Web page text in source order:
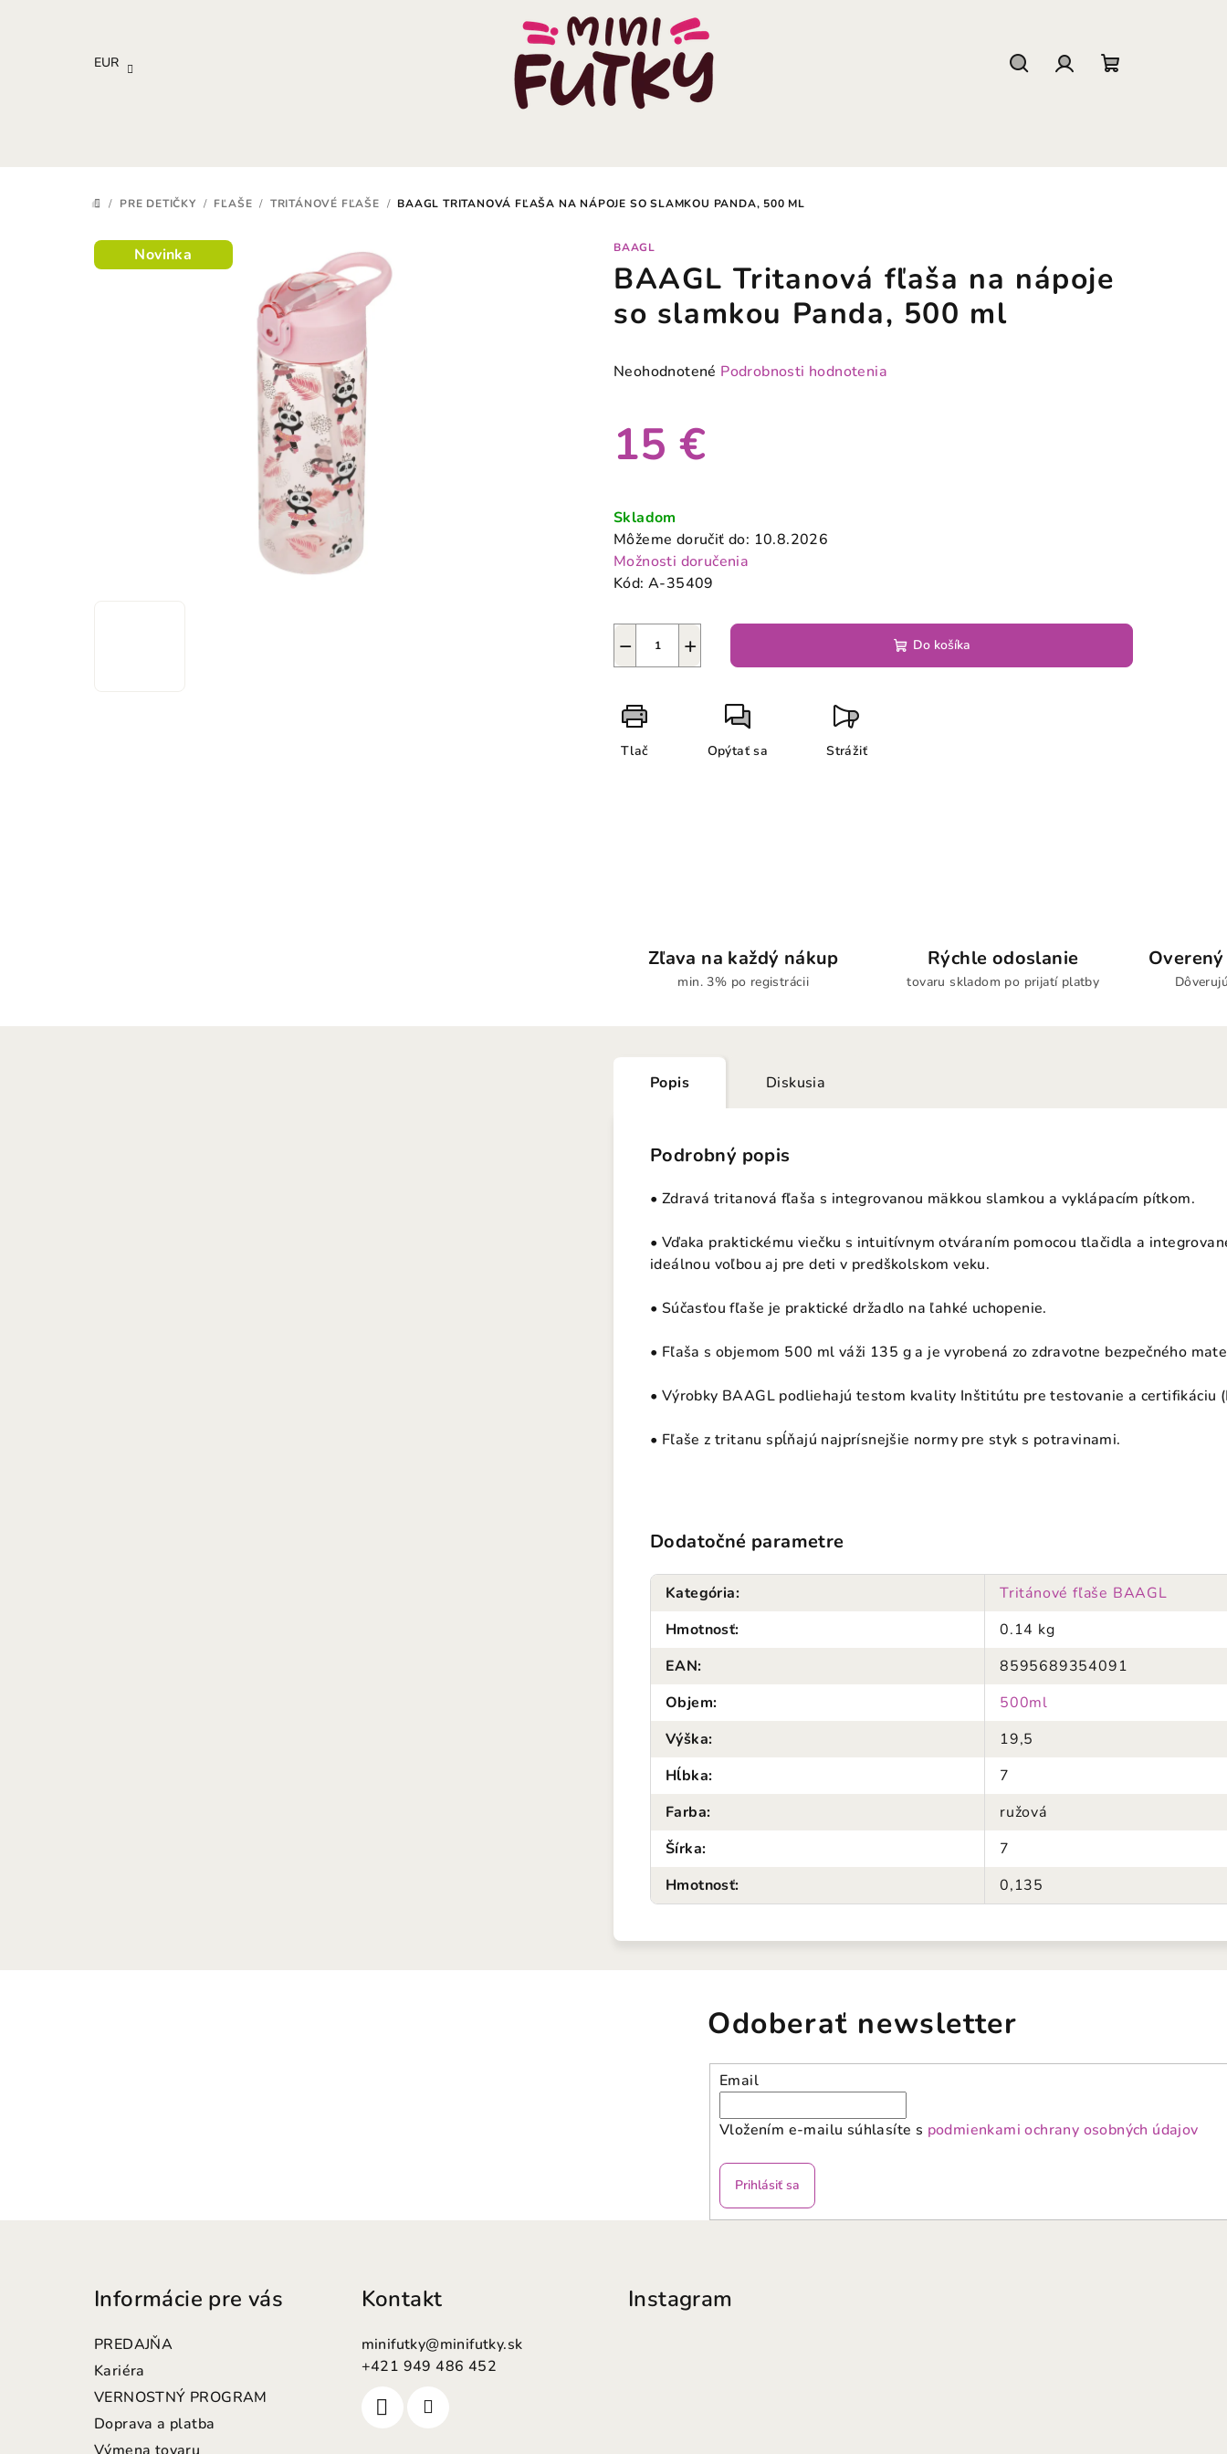
EUR
DOMOV
/ PRE DETIČKY / FĽAŠE / TRITÁNOVÉ FĽAŠE / BAAGL TRITANOVÁ FĽAŠA NA NÁPOJE SO SLAMKOU PANDA, 500 ML
BAAGL
BAAGL Tritanová fľaša na nápoje
so slamkou Panda, 500 ml
Priemerné
je
0,0
hviezdičiek.
Neohodnotené Podrobnosti hodnotenia
15 €
cena:
Skladom
Môžeme doručiť do: 10.8.2026
Možnosti doručenia
Kód: A-35409
+
− Do košíka
Tlač Opýtať sa Strážiť
Novinka
Zľava na každý nákup
min. 3% po registrácii
Rýchle odoslanie
tovaru skladom po prijatí platby
Popis Diskusia
Podrobný popis
• Zdravá tritanová fľaša s integrovanou mäkkou slamkou a vyklápacím pítkom.
• Vďaka praktickému viečku s intuitívnym otváraním pomocou tlačidla a
ideálnou voľbou aj pre deti v predškolskom veku.
• Súčasťou fľaše je praktické držadlo na ľahké uchopenie.
• Fľaša s objemom 500 ml váži 135 g a je vyrobená zo zdravotne bezpečného
• Výrobky BAAGL podliehajú testom kvality Inštitútu pre testovanie a certifikáciu
• Fľaše z tritanu spĺňajú najprísnejšie normy pre styk s potravinami.
Dodatočné parametre
Kategória:
Tritánové fľaše BAAGL
Hmotnosť:
0.14 kg
EAN:
8595689354091
Objem:
500ml
Výška:
19,5
Hĺbka:
7
Farba:
ružová
Šírka:
7
Hmotnosť: 0,135
Odoberať newsletter
Email
Vložením e-mailu súhlasíte s podmienkami ochrany osobných údajov
Prihlásiť sa
Informácie pre vás
PREDAJŇA
Kariéra
VERNOSTNÝ PROGRAM
Doprava a platba
Výmena tovaru
Kontakt
minifutky@minifutky.sk
+421 949 486 452
Instagram